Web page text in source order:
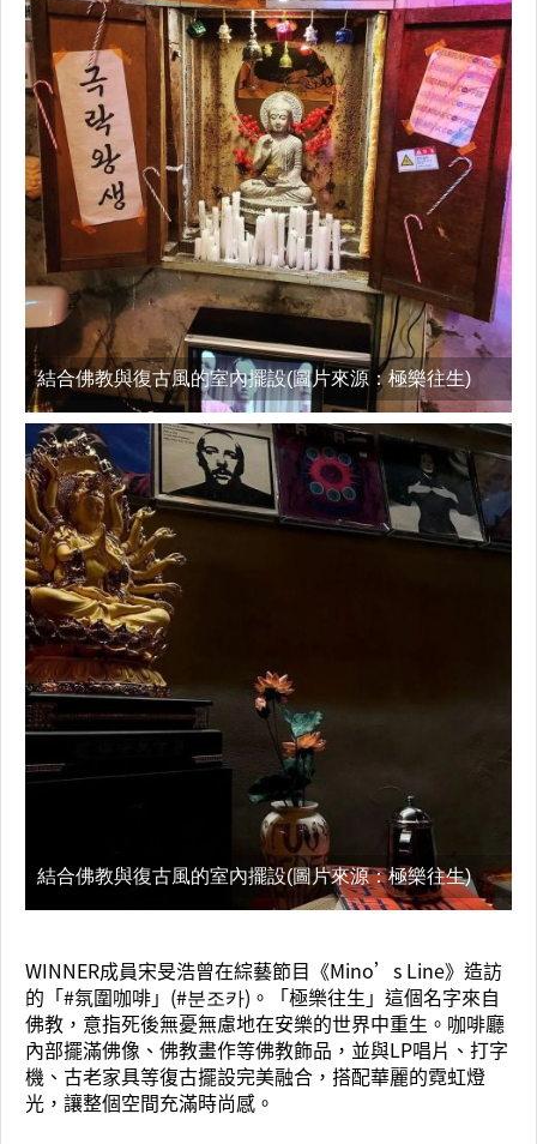
結合佛教與復古風的室內擺設(圖片來源：極樂往生)
結合佛教與復古風的室內擺設(圖片來源：極樂往生)
WINNER成員宋旻浩曾在綜藝節目《Mino’s Line》造訪
的「#氛圍咖啡」(#분조카)。「極樂往生」這個名字來自
佛教，意指死後無憂無慮地在安樂的世界中重生。咖啡廳
內部擺滿佛像、佛教畫作等佛教飾品，並與LP唱片、打字
機、古老家具等復古擺設完美融合，搭配華麗的霓虹燈
光，讓整個空間充滿時尚感。